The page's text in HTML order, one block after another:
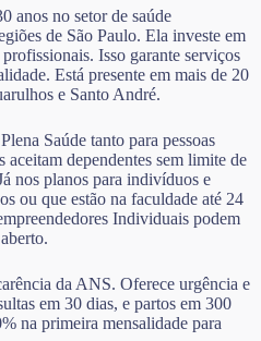
anos no setor de saúde
de São Paulo. Ela investe em
Isso garante serviços
Está presente em mais de 20
e Santo André.
Saúde tanto para pessoas
aceitam dependentes sem limite de
nos planos para indivíduos e
ou que estão na faculdade até 24
Individuais podem
da ANS. Oferece urgência e
em 30 dias, e partos em 300
na primeira mensalidade para